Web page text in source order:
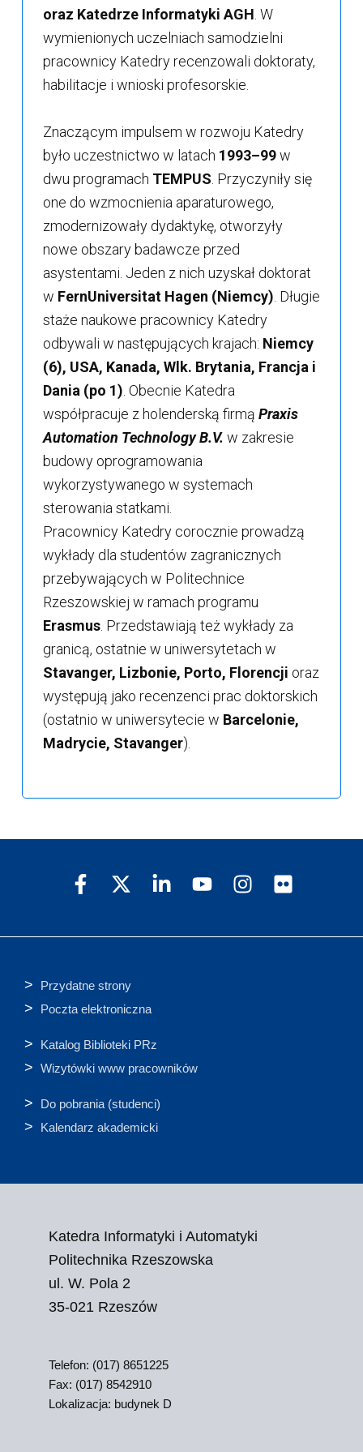
oraz Katedrze Informatyki AGH . W
wymienionych uczelniach samodzielni
pracownicy Katedry recenzowali doktoraty,
habilitacje i wnioski profesorskie.
Znaczącym impulsem w rozwoju Katedry
było uczestnictwo w latach 1993–99w
dwu programach TEMPUS . Przyczyniły się
one do wzmocnienia aparaturowego,
zmodernizowały dydaktykę, otworzyły
nowe obszary badawcze przed
asystentami. Jeden z nich uzyskał doktorat
w FernUniversitat Hagen (Niemcy) . Długie
staże naukowe pracownicy Katedry
odbywali w następujących krajach: Niemcy
(6), USA, Kanada, Wlk. Brytania, Francja i
Dania (po 1) . Obecnie Katedra
współpracuje z holenderską firmą Praxis
Automation Technology B.V. w zakresie
budowy oprogramowania
wykorzystywanego w systemach
sterowania statkami.
Pracownicy Katedry corocznie prowadzą
wykłady dla studentów zagranicznych
przebywających w Politechnice
Rzeszowskiej w ramach programu
Erasmus. Przedstawiają też wykłady za
granicą, ostatnie w uniwersytetach w
Stavanger, Lizbonie, Porto, Florencji oraz
występują jako recenzenci prac doktorskich
(ostatnio w uniwersytecie w Barcelonie,
Madrycie, Stavanger).
Przydatne strony
Poczta elektroniczna
Katalog Biblioteki PRz
Wizytówki www pracowników
Do pobrania (studenci)
Kalendarz akademicki
Katedra Informatyki i Automatyki
Politechnika Rzeszowska
ul. W. Pola 2
35-021 Rzeszów
Telefon: (017) 8651225
Fax: (017) 8542910
Lokalizacja: budynek D